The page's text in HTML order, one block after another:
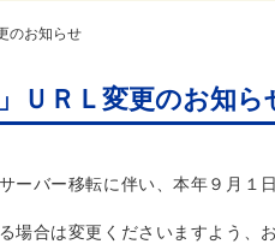
のお知らせ
ＵＲＬ変更のお知ら
ーバー移転に伴い、本年９月１
場合は変更くださいますよう、